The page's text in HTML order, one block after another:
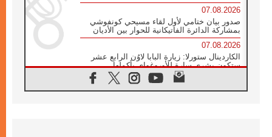
07.08.2026
صدور بيان ختامي لأول لقاء مسيحي كونفوشي
بمشاركة الدائرة الفاتيكانية للحوار بين الأديان
07.08.2026
الكاردينال ستورلا: زيارة البابا لاوُن الرابع عشر
ستكون بشرى سارة للأوروغواي بأكملها
الفاتيكان يعلن برنامج الزيارة الرسولية للبابا لاوُن